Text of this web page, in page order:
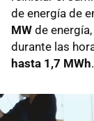
de energía de
MW de
durante las
hasta 1,7 MWh.